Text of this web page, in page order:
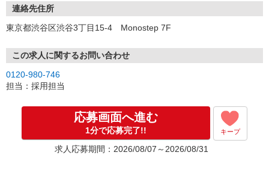
★スマホでWEB面接（LINEなど）・出張面接・事務所面接と選べま
す
③面接実施（履歴書不要）
※ご希望があれば、職場見学の調整もOKです！
お気軽にご応募ください♪
連絡先住所
東京都渋谷区渋谷3丁目15-4 Monostep 7F
この求人に関するお問い合わせ
0120-980-746
担当：採用担当
応募画面へ進む
1分で応募完了!! キープ
求人応募期間：2026/08/07～2026/08/31